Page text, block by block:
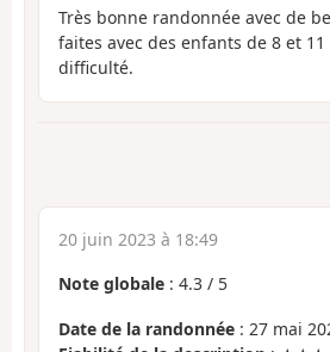
Très bonne randonnée avec de
faites avec des enfants de 8 et 11
difficulté.
20 juin 2023 à 18:49
Note globale : 4.3 / 5
Date de la randonnée : 27 mai